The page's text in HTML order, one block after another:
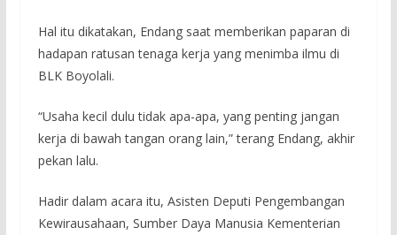
Hal itu dikatakan, Endang saat memberikan paparan di
hadapan ratusan tenaga kerja yang menimba ilmu di
BLK Boyolali.
“Usaha kecil dulu tidak apa-apa, yang penting jangan
kerja di bawah tangan orang lain,” terang Endang, akhir
pekan lalu.
Hadir dalam acara itu, Asisten Deputi Pengembangan
Kewirausahaan, Sumber Daya Manusia Kementerian